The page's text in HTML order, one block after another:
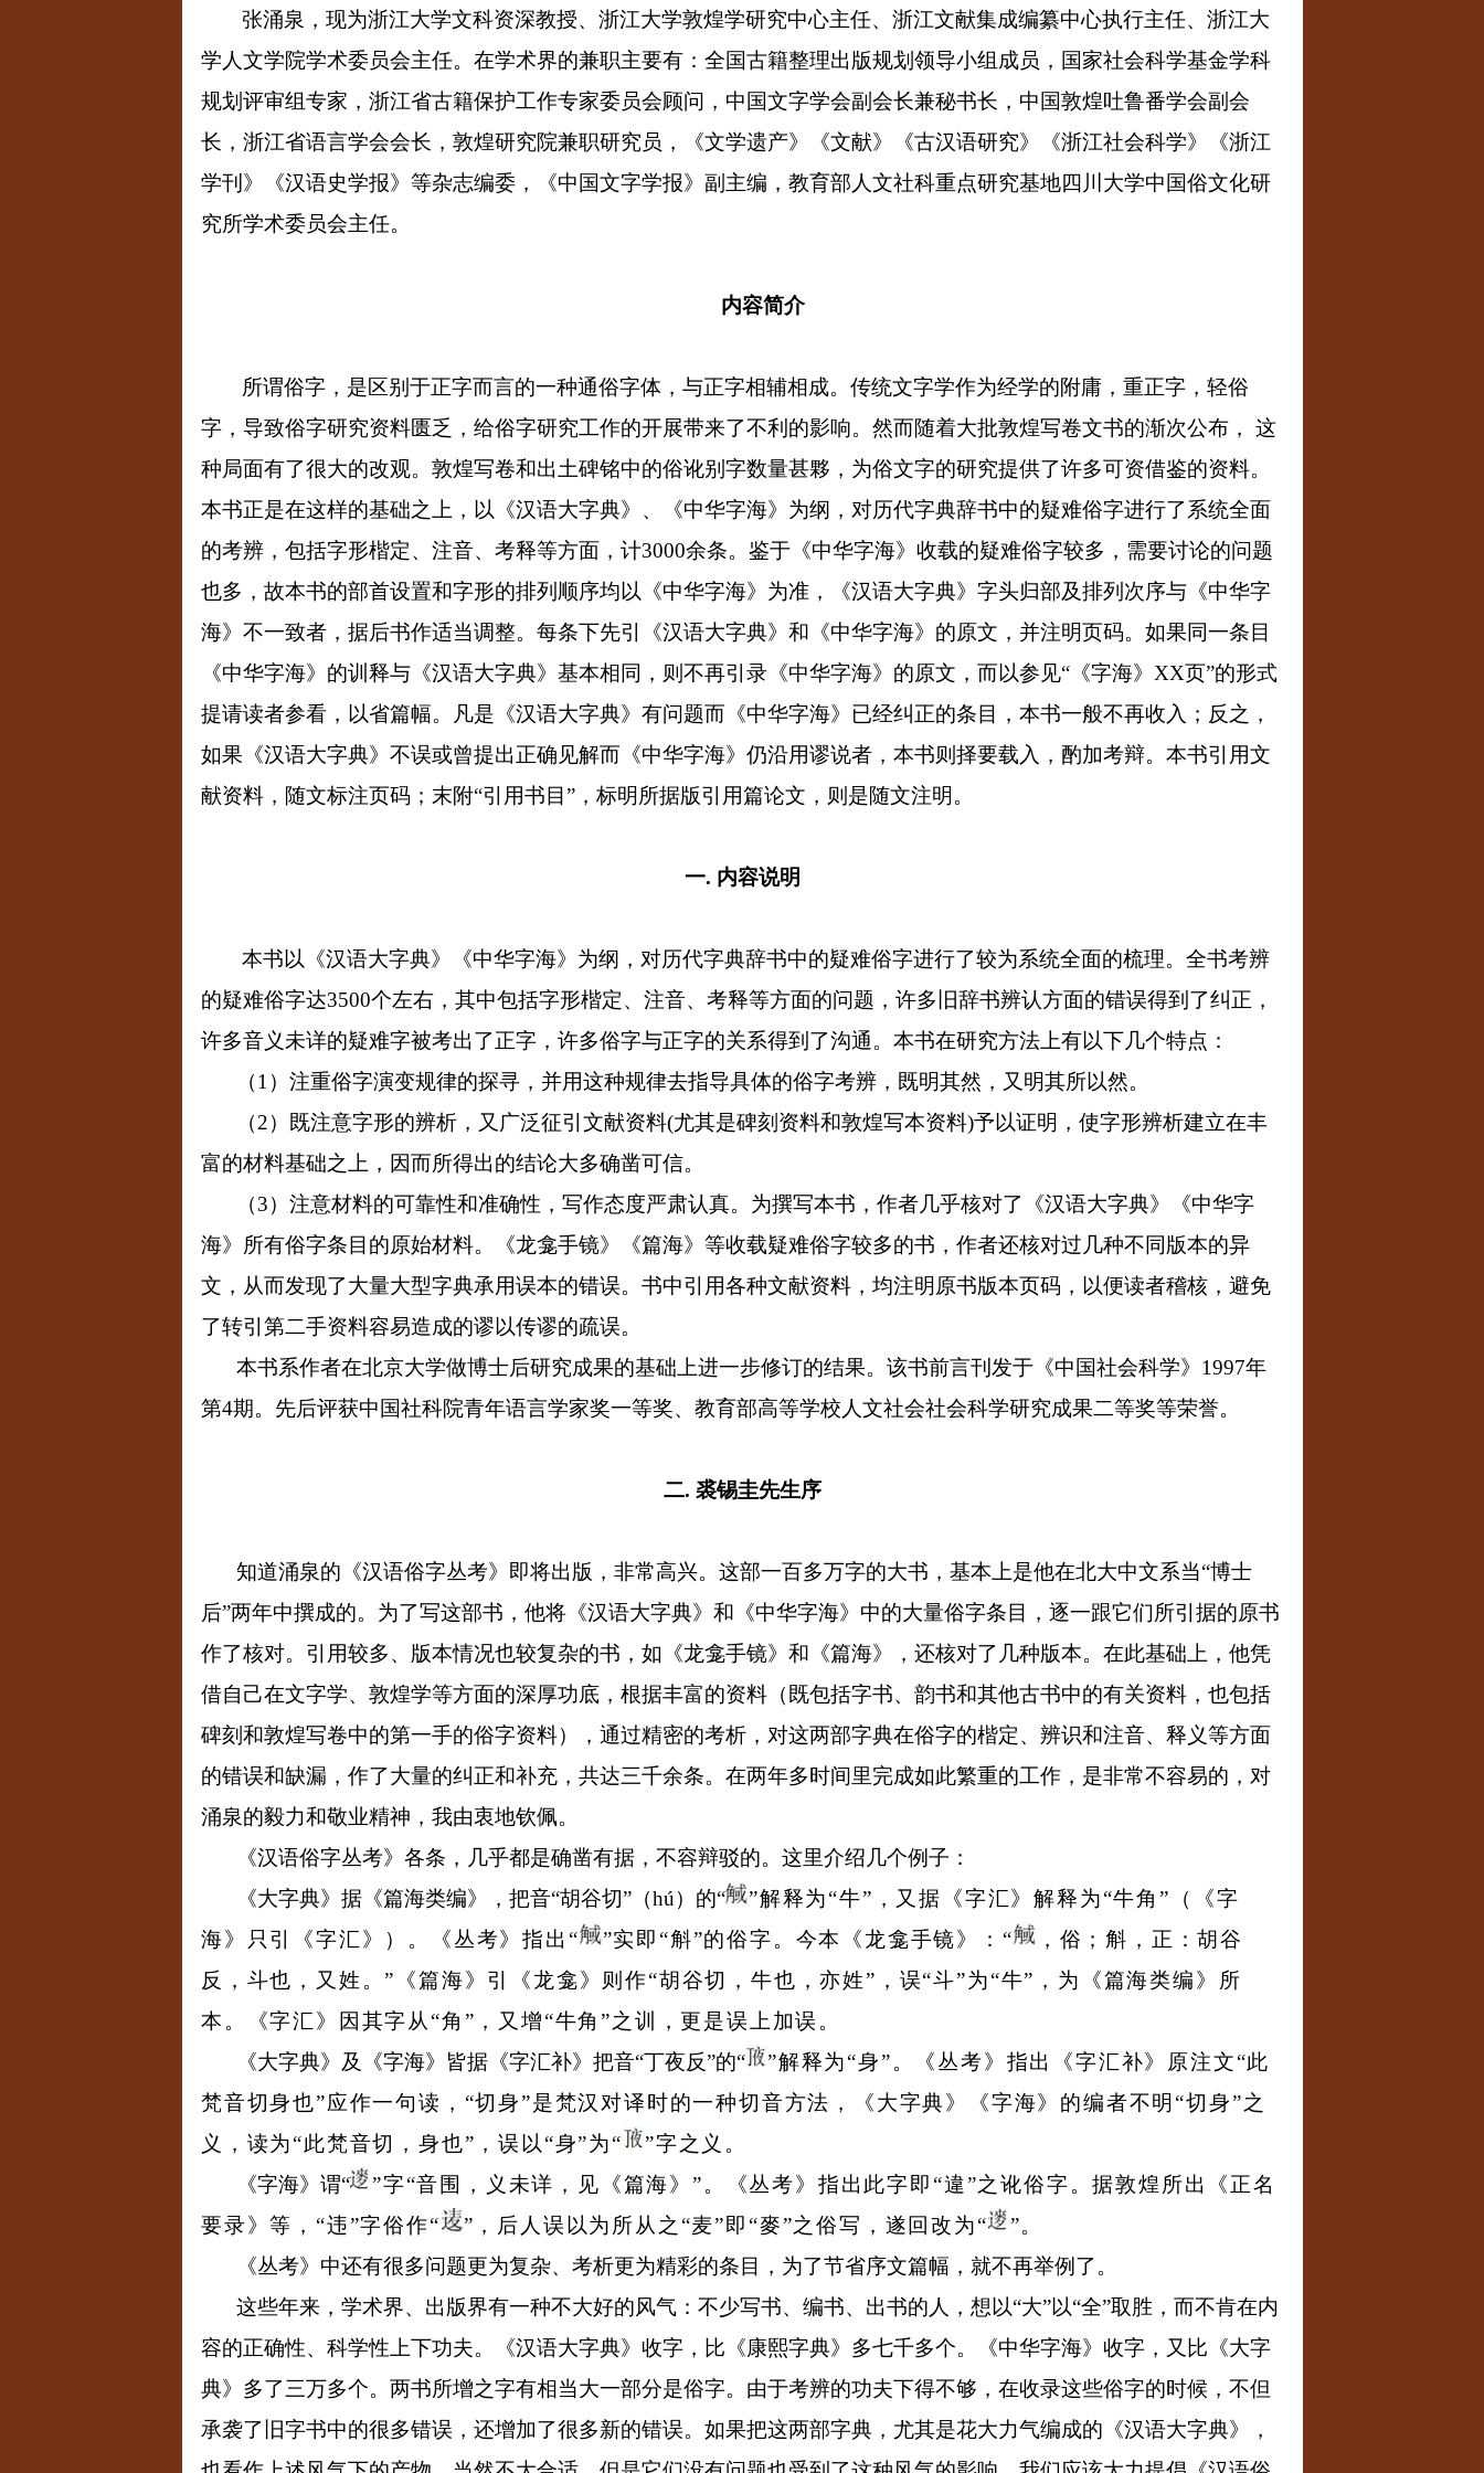
张涌泉，现为浙江大学文科资深教授、浙江大学敦煌学研究中心主任、浙江文献集成编纂中心执行主任、浙江大
学人文学院学术委员会主任。在学术界的兼职主要有：全国古籍整理出版规划领导小组成员，国家社会科学基金学科
规划评审组专家，浙江省古籍保护工作专家委员会顾问，中国文字学会副会长兼秘书长，中国敦煌吐鲁番学会副会
长，浙江省语言学会会长，敦煌研究院兼职研究员，《文学遗产》《文献》《古汉语研究》《浙江社会科学》《浙江
学刊》《汉语史学报》等杂志编委，《中国文字学报》副主编，教育部人文社科重点研究基地四川大学中国俗文化研
究所学术委员会主任。
内容简介
所谓俗字，是区别于正字而言的一种通俗字体，与正字相辅相成。传统文字学作为经学的附庸，重正字，轻俗
字，导致俗字研究资料匮乏，给俗字研究工作的开展带来了不利的影响。然而随着大批敦煌写卷文书的渐次公布， 这
种局面有了很大的改观。敦煌写卷和出土碑铭中的俗讹别字数量甚夥，为俗文字的研究提供了许多可资借鉴的资料。
本书正是在这样的基础之上，以《汉语大字典》、《中华字海》为纲，对历代字典辞书中的疑难俗字进行了系统全面
的考辨，包括字形楷定、注音、考释等方面，计3000余条。鉴于《中华字海》收载的疑难俗字较多，需要讨论的问题
也多，故本书的部首设置和字形的排列顺序均以《中华字海》为准，《汉语大字典》字头归部及排列次序与《中华字
海》不一致者，据后书作适当调整。每条下先引《汉语大字典》和《中华字海》的原文，并注明页码。如果同一条目
《中华字海》的训释与《汉语大字典》基本相同，则不再引录《中华字海》的原文，而以参见“ 《字海》 XX页”的形式
提请读者参看，以省篇幅。凡是《汉语大字典》有问题而《中华字海》已经纠正的条目，本书一般不再收入；反之，
如果《汉语大字典》不误或曾提出正确见解而《中华字海》仍沿用谬说者，本书则择要载入，酌加考辩。本书引用文
献资料，随文标注页码；末附“引用书目 ” ，标明所据版引用篇论文，则是随文注明。
一. 内容说明
本书以《汉语大字典》《中华字海》为纲，对历代字典辞书中的疑难俗字进行了较为系统全面的梳理。全书考辨
的疑难俗字达3500个左右，其中包括字形楷定、注音、考释等方面的问题，许多旧辞书辨认方面的错误得到了纠正，
许多音义未详的疑难字被考出了正字，许多俗字与正字的关系得到了沟通。本书在研究方法上有以下几个特点：
（1 ）注重俗字演变规律的探寻，并用这种规律去指导具体的俗字考辨，既明其然，又明其所以然。
（2）既注意字形的辨析，又广泛征引文献资料(尤其是碑刻资料和敦煌写本资料)予以证明，使字形辨析建立在丰
富的材料基础之上，因而所得出的结论大多确凿可信。
（3）注意材料的可靠性和准确性，写作态度严肃认真。 为撰写本书，作者几乎核对了《汉语大字典》《中华字
海》所有俗字条目的原始材料。《龙龛手镜》《篇海》等收载疑难俗字较多的书，作者还核对过几种不同版本的异
文，从而发现了大量大型字典承用误本的错误。书中引用各种文献资料，均注明原书版本页码，以便读者稽核，避免
了转引第二手资料容易造成的谬以传谬的疏误。
本书系作者在北京大学做博士后研究成果的基础上进一步修订的结果。该书前言刊发于《中国社会科学》 1997年
第4期。先后评获中国社科院青年语言学家奖一等奖、教育部高等学校人文社会社会科学研究成果二等奖等荣誉。
二. 裘锡圭先生序
知道涌泉的《汉语俗字丛考》即将出版，非常高兴。这部一百多万字的大书，基本上是他在北大中文系当“博士
后”两年中撰成的。为了写这部书，他将《汉语大字典》和《中华字海》中的大量俗字条目，逐一跟它们所引据的原书
作了核对。引用较多、版本情况也较复杂的书，如《龙龛手镜》和《篇海》，还核对了几种版本。在此基础上，他凭
借自己在文字学、敦煌学等方面的深厚功底，根据丰富的资料（既包括字书、韵书和其他古书中的有关资料，也包括
碑刻和敦煌写卷中的第一手的俗字资料），通过精密的考析，对这两部字典在俗字的楷定、辨识和注音、释义等方面
的错误和缺漏，作了大量的纠正和补充，共达三千余条。在两年多时间里完成如此繁重的工作，是非常不容易的，对
涌泉的毅力和敬业精神，我由衷地钦佩。
《汉语俗字丛考》各条，几乎都是确凿有据，不容辩驳的。这里介绍几个例子：
《大字典》据《篇海类编》，把音“胡谷切” （hú ）的“ ”解释为“牛” ，又据《字汇》解释为“牛角” （《字
海》只引《字汇》）。《丛考》指出 “ ”实即 “斛”的俗字。今本《龙龛手镜》： “
，俗；斛，正：胡谷
反，斗也，又姓。” 《篇海》引《龙龛》则作“胡谷切，牛也，亦姓” ，误“斗”为“牛” ，为《篇海类编》所
本。《字汇》因其字从 “角 ” ，又增“牛角”之训，更是误上加误。
《大字典》及《字海》皆据《字汇补》把音“丁夜反”的“ ”解释为“身”。《丛考》指出《字汇补》原注文“此
梵音切身也”应作一句读， “切身”是梵汉对译时的一种切音方法，《大字典》《字海》的编者不明 “切身”之
义，读为“此梵音切，身也” ，误以 “身”为“ ”字之义。
《字海》谓“ ”字“音围，义未详，见《篇海》”。《丛考》指出此字即 “違”之讹俗字。据敦煌所出《正名
要录》等， “违”字俗作“ ” ，后人误以为所从之 “麦”即 “麥”之俗写，遂回改为“ ”。
《丛考》中还有很多问题更为复杂、考析更为精彩的条目，为了节省序文篇幅，就不再举例了。
这些年来，学术界、出版界有一种不大好的风气：不少写书、编书、出书的人，想以“大”以“全”取胜，而不肯在内
容的正确性、科学性上下功夫。《汉语大字典》收字，比《康熙字典》多七千多个。《中华字海》收字，又比《大字
典》多了三万多个。两书所增之字有相当大一部分是俗字。由于考辨的功夫下得不够，在收录这些俗字的时候，不但
承袭了旧字书中的很多错误，还增加了很多新的错误。如果把这两部字典，尤其是花大力气编成的《汉语大字典》，